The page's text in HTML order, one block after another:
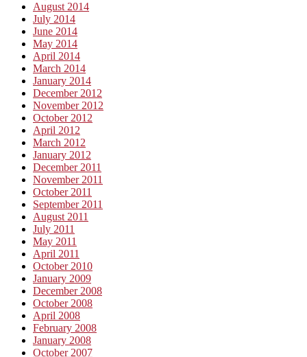
August 2014
July 2014
June 2014
May 2014
April 2014
March 2014
January 2014
December 2012
November 2012
October 2012
April 2012
March 2012
January 2012
December 2011
November 2011
October 2011
September 2011
August 2011
July 2011
May 2011
April 2011
October 2010
January 2009
December 2008
October 2008
April 2008
February 2008
January 2008
October 2007